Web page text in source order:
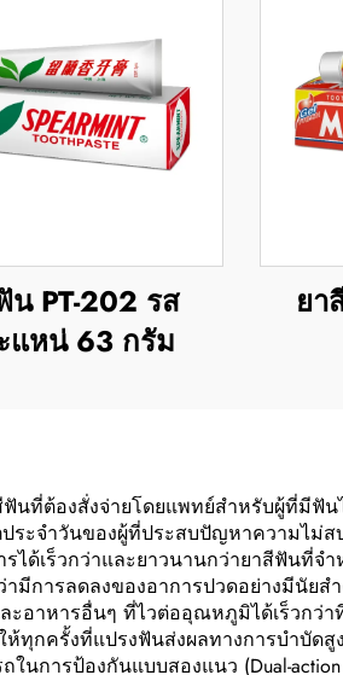
น PT-202 รส
แหน่ 63 กรัม
ยา
นที่ต้องสั่งจ่ายโดยแพทย์สำหรับผู้ที่มีฟัน
ะจำวันของผู้ที่ประสบปัญหาความไม่ส
รได้เร็วกว่าและยาวนานกว่ายาสีฟันที่
ามีการลดลงของอาการปวดอย่างมีนัย
ะอาหารอื่นๆ ที่ไวต่ออุณหภูมิได้เร็วกว่
ห้ทุกครั้งที่แปรงฟันส่งผลทางการบำบั
ในการป้องกันแบบสองแนว (Dual-